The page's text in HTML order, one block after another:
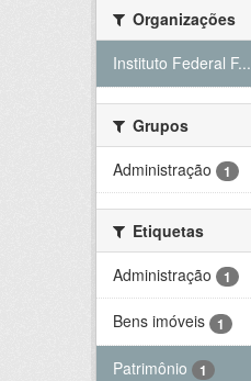
Organizações
Instituto Federal F...
Grupos
Administração
1
Etiquetas
Administração
1
Bens imóveis 1
Patrimônio 1